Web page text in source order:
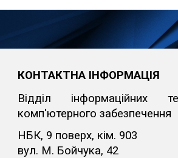
КОНТАКТНА ІНФОРМАЦІЯ
Відділ інформаційних
комп'ютерного забезпечення
НБК, 9 поверх, кім. 903
вул. М. Бойчука, 42